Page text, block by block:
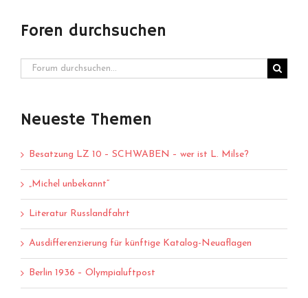
Foren durchsuchen
Neueste Themen
Besatzung LZ 10 – SCHWABEN – wer ist L. Milse?
„Michel unbekannt“
Literatur Russlandfahrt
Ausdifferenzierung für künftige Katalog-Neuaflagen
Berlin 1936 – Olympialuftpost